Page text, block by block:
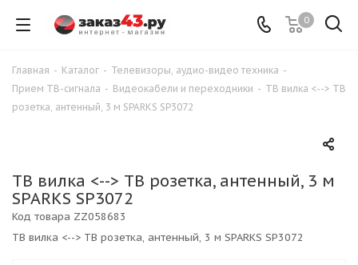
0
Главная - Каталог - Телевизоры, аудио-видео техника -
Прием ТВ-сигнала - Видеокабели и переходники - ТВ вилка <--> ТВ
розетка, антенный, 3 м SPARKS SP3072
ТВ вилка <--> ТВ розетка, антенный, 3 м
SPARKS SP3072
ТВ вилка <--> ТВ розетка, антенный, 3 м SPARKS SP3072
Код товара ZZ058683